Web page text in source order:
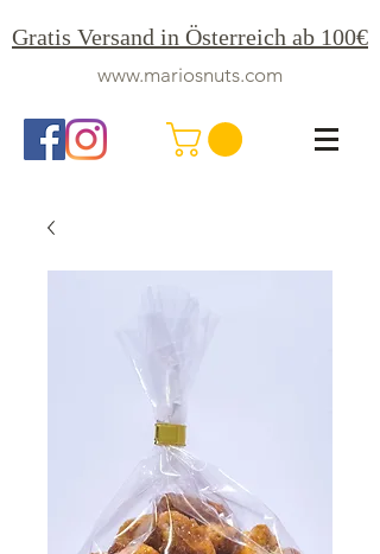
Gratis Versand in Österreich ab 100€
www.mariosnuts.com